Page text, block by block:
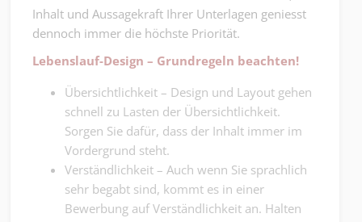
Inhalt und Aussagekraft Ihrer Unterlagen geniesst
dennoch immer die höchste Priorität.
Lebenslauf-Design – Grundregeln beachten!
Übersichtlichkeit – Design und Layout gehen
schnell zu Lasten der Übersichtlichkeit.
Sorgen Sie dafür, dass der Inhalt immer im
Vordergrund steht.
Verständlichkeit – Auch wenn Sie sprachlich
sehr begabt sind, kommt es in einer
Bewerbung auf Verständlichkeit an. Halten